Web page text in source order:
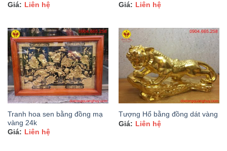
Liên hệ
Liên hệ
Tranh hoa sen bằng đồng mạ
vàng 24k
Liên hệ
Tượng Hổ bằng đồng dát vàng
Liên hệ